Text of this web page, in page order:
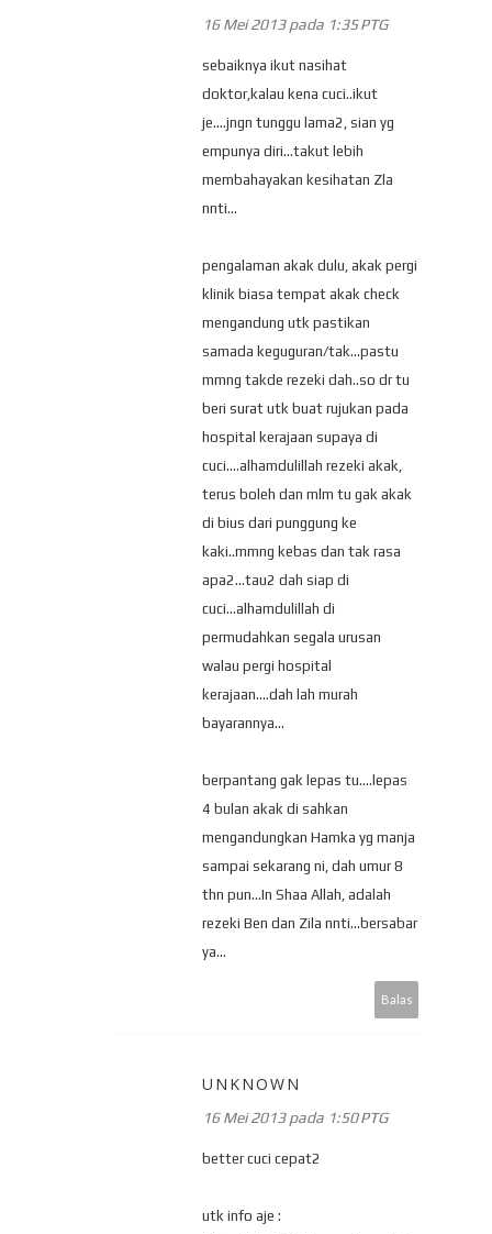
16 Mei 2013 pada 1:35 PTG
sebaiknya ikut nasihat
doktor,kalau kena cuci..ikut
je....jngn tunggu lama2, sian yg
empunya diri...takut lebih
membahayakan kesihatan Zla
nnti...
pengalaman akak dulu, akak pergi
klinik biasa tempat akak check
mengandung utk pastikan
samada keguguran/tak...pastu
mmng takde rezeki dah..so dr tu
beri surat utk buat rujukan pada
hospital kerajaan supaya di
cuci....alhamdulillah rezeki akak,
terus boleh dan mlm tu gak akak
di bius dari punggung ke
kaki..mmng kebas dan tak rasa
apa2...tau2 dah siap di
cuci...alhamdulillah di
permudahkan segala urusan
walau pergi hospital
kerajaan....dah lah murah
bayarannya...
berpantang gak lepas tu....lepas
4 bulan akak di sahkan
mengandungkan Hamka yg manja
sampai sekarang ni, dah umur 8
thn pun...In Shaa Allah, adalah
rezeki Ben dan Zila nnti...bersabar
ya...
Balas
UNKNOWN
16 Mei 2013 pada 1:50 PTG
better cuci cepat2
utk info aje :